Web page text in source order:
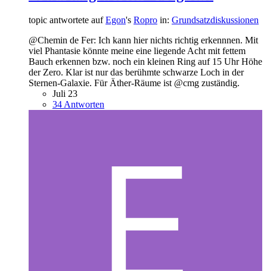
topic antwortete aufEgon's Ropro in: Grundsatzdiskussionen
@Chemin de Fer: Ich kann hier nichts richtig erkennnen. Mit
viel Phantasie könnte meine eine liegende Acht mit fettem
Bauch erkennen bzw. noch ein kleinen Ring auf 15 Uhr Höhe
der Zero. Klar ist nur das berühmte schwarze Loch in der
Sternen-Galaxie. Für Äther-Räume ist @cmg zuständig.
Juli 23
34 Antworten